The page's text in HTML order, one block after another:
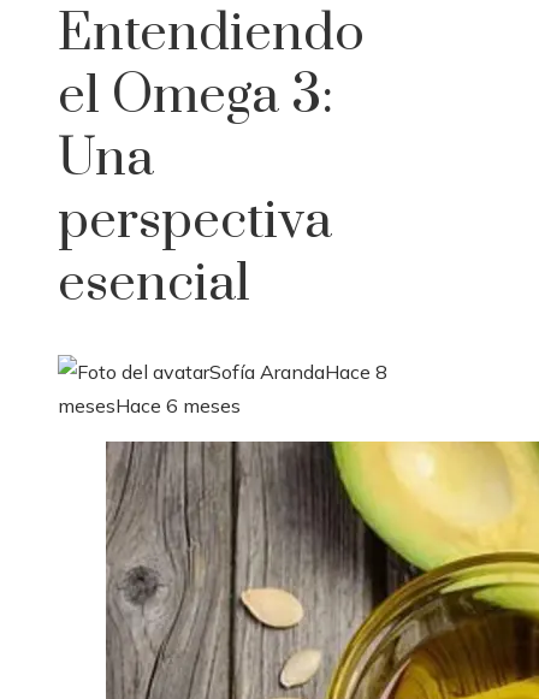
Entendiendo
el Omega 3:
Una
perspectiva
esencial
Sofía ArandaHace 8
mesesHace 6 meses